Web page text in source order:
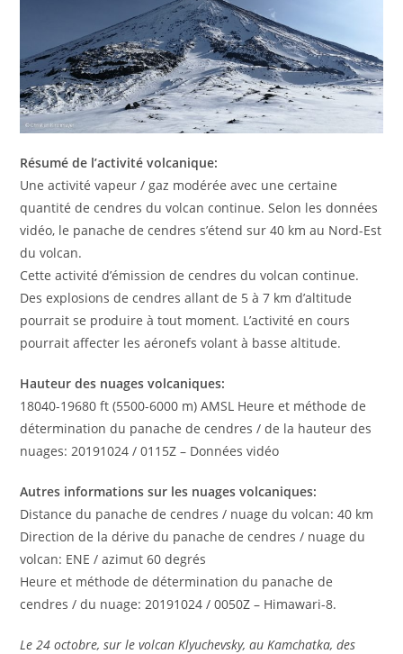
Résumé de l’activité volcanique:
Une activité vapeur / gaz modérée avec une certaine
quantité de cendres du volcan continue. Selon les données
vidéo, le panache de cendres s’étend sur 40 km au Nord-Est
du volcan.
Cette activité d’émission de cendres du volcan continue.
Des explosions de cendres allant de 5 à 7 km d’altitude
pourrait se produire à tout moment. L’activité en cours
pourrait affecter les aéronefs volant à basse altitude.
Hauteur des nuages ​​volcaniques:
18040-19680 ft (5500-6000 m) AMSL Heure et méthode de
détermination du panache de cendres / de la hauteur des
nuages: 20191024 / 0115Z – Données vidéo
Autres informations sur les nuages ​​volcaniques:
Distance du panache de cendres / nuage du volcan: 40 km
Direction de la dérive du panache de cendres / nuage du
volcan: ENE / azimut 60 degrés
Heure et méthode de détermination du panache de
cendres / du nuage: 20191024 / 0050Z – Himawari-8.
Le 24 octobre, sur le volcan Klyuchevsky, au Kamchatka, des